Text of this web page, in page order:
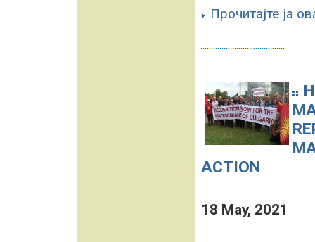
Прочитајте ја
ACTION
18 May, 2021